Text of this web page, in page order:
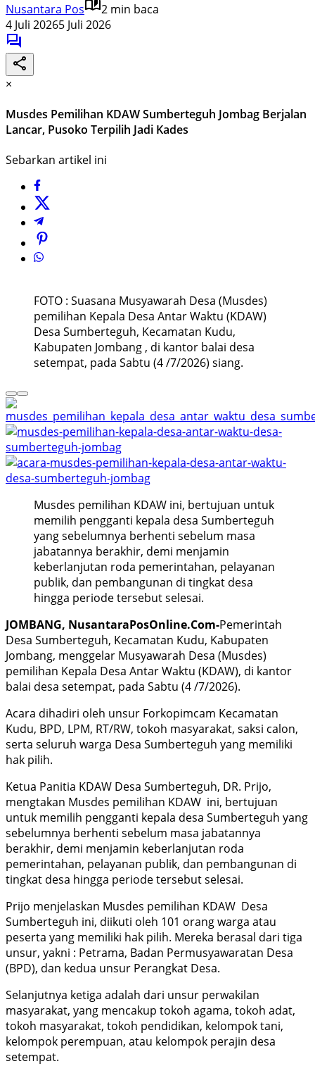
Nusantara Pos
2 min baca
4 Juli 20265 Juli 2026
×
Musdes Pemilihan KDAW Sumberteguh Jombag Berjalan
Lancar, Pusoko Terpilih Jadi Kades
Sebarkan artikel ini
FOTO : Suasana Musyawarah Desa (Musdes)
pemilihan Kepala Desa Antar Waktu (KDAW)
Desa Sumberteguh, Kecamatan Kudu,
Kabupaten Jombang , di kantor balai desa
setempat, pada Sabtu (4 /7/2026) siang.
Musdes pemilihan KDAW ini, bertujuan untuk
memilih pengganti kepala desa Sumberteguh
yang sebelumnya berhenti sebelum masa
jabatannya berakhir, demi menjamin
keberlanjutan roda pemerintahan, pelayanan
publik, dan pembangunan di tingkat desa
hingga periode tersebut selesai.
JOMBANG, NusantaraPosOnline.Com-Pemerintah
Desa Sumberteguh, Kecamatan Kudu, Kabupaten
Jombang, menggelar Musyawarah Desa (Musdes)
pemilihan Kepala Desa Antar Waktu (KDAW), di kantor
balai desa setempat, pada Sabtu (4 /7/2026).
Acara dihadiri oleh unsur Forkopimcam Kecamatan
Kudu, BPD, LPM, RT/RW, tokoh masyarakat, saksi calon,
serta seluruh warga Desa Sumberteguh yang memiliki
hak pilih.
Ketua Panitia KDAW Desa Sumberteguh, DR. Prijo,
mengtakan Musdes pemilihan KDAW ini, bertujuan
untuk memilih pengganti kepala desa Sumberteguh yang
sebelumnya berhenti sebelum masa jabatannya
berakhir, demi menjamin keberlanjutan roda
pemerintahan, pelayanan publik, dan pembangunan di
tingkat desa hingga periode tersebut selesai.
Prijo menjelaskan Musdes pemilihan KDAW Desa
Sumberteguh ini, diikuti oleh 101 orang warga atau
peserta yang memiliki hak pilih. Mereka berasal dari tiga
unsur, yakni : Petrama, Badan Permusyawaratan Desa
(BPD), dan kedua unsur Perangkat Desa.
Selanjutnya ketiga adalah dari unsur perwakilan
masyarakat, yang mencakup tokoh agama, tokoh adat,
tokoh masyarakat, tokoh pendidikan, kelompok tani,
kelompok perempuan, atau kelompok perajin desa
setempat.